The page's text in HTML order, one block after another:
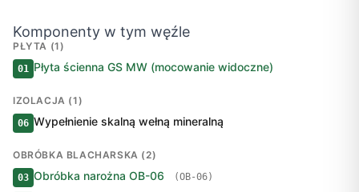
Komponenty w tym węźle
PŁYTA (1)
01 Płyta ścienna GS MW (mocowanie widoczne)
IZOLACJA (1)
06 Wypełnienie skalną wełną mineralną
OBRÓBKA BLACHARSKA (2)
03 Obróbka narożna OB-06 (OB-06)